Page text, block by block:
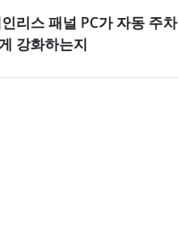
리스 패널 PC가 자동 주차
강화하는지